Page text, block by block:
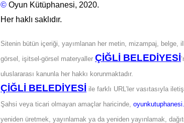
© Oyun Kütüphanesi, 2020.
Her haklı saklıdır.
Sitenin bütün içeriği, yayımlanan her metin, mizampaj, belge,
görsel, işitsel-görsel materyaller ÇİĞLİ BELEDİYESİ
uluslararası kanunla her hakkı korunmaktadır.
ÇİĞLİ BELEDİYESİ ile farklı URL’ler vasıtasıyla
Şahsi veya ticari olmayan amaçlar haricinde,
yeniden üretmek, yayınlamak ya da yeniden yayınlamak,